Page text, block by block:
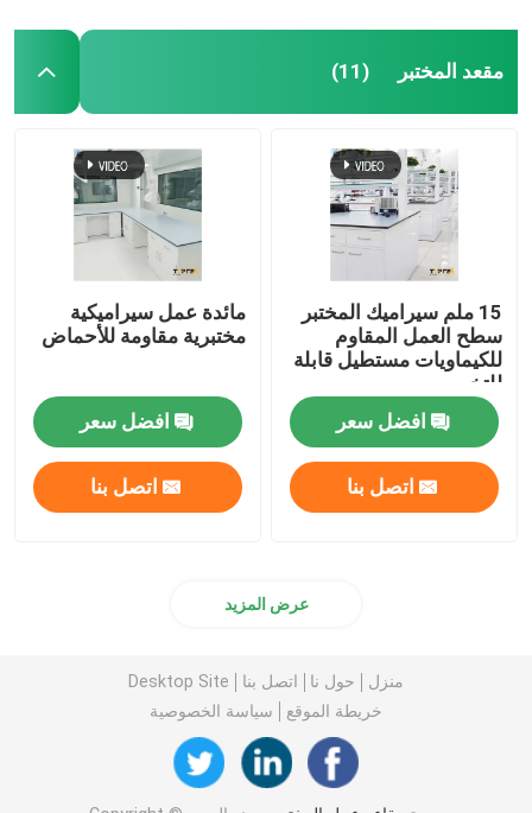
مقعد المختبر (11)
15 ملم سيراميك المختبر
سطح العمل المقاوم
للكيماويات مستطيل قابلة
للتخصيص
افضل سعر
اتصل بنا
مائدة عمل سيراميكية
مختبرية مقاومة للأحماض
افضل سعر
اتصل بنا
عرض المزيد
منزل حول نا اتصل بنا
Desktop Site
خريطة الموقع
سياسة الخصوصية